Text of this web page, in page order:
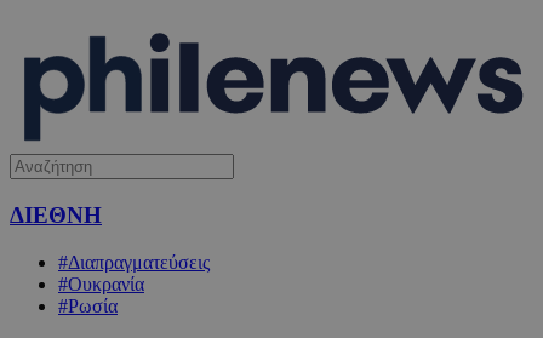
ΔΙΕΘΝΗ
#Διαπραγματεύσεις
#Ουκρανία
#Ρωσία